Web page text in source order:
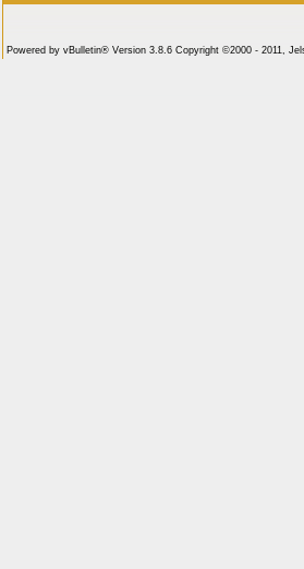
Powered by vBulletin® Version 3.8.6 Copyright ©2000 - 2011,